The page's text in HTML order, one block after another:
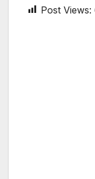
Post Views: